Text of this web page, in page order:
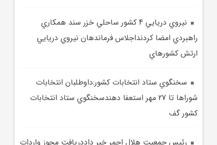
نيروي دريايي 4 کشور ساحلي خزر سند همکاري
راهبردي امضا کردنداجلاس فرماندهان نيروي دريايي
ارتش کشورهاي
سخنگوي ستاد انتخابات کشور:داوطلبان انتخابات
شوراها تا 27 مهر استعفا دهندسخنگوي ستاد انتخابات
کشور گف
رئيس جمعيت هلال احمر خبر داددريافت مجوز واردات